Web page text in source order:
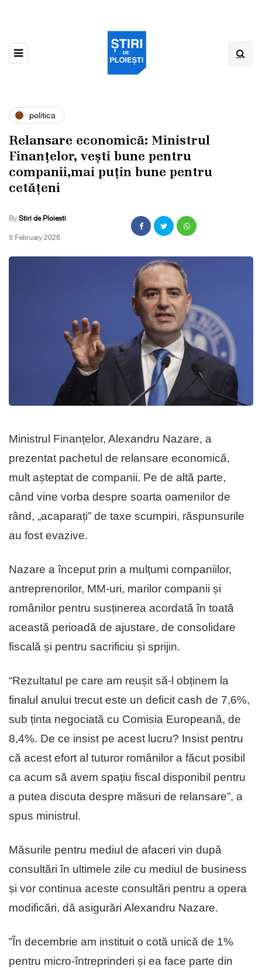
politica
Relansare economică: Ministrul
Finanțelor, vești bune pentru
companii,mai puțin bune pentru
cetățeni
By Stiri de Ploiesti
,5 February 2026
Ministrul Finanțelor, Alexandru Nazare, a
prezentat pachetul de relansare economică,
mult așteptat de companii. Pe de altă parte,
când vine vorba despre soarta oamenilor de
rând, „acaparați” de taxe scumpiri, răspunsurile
au fost evazive.
Nazare a început prin a mulțumi companiilor,
antreprenorilor, MM-uri, marilor companii și
românilor pentru susținerea acordată în toată
această perioadă de ajustare, de consolidare
fiscală și pentru sacrificiu și sprijin.
“Rezultatul pe care am reușit să-l obținem la
finalul anului trecut este un deficit cash de 7,6%,
sub ținta negociată cu Comisia Europeană, de
8,4%. De ce insist pe acest lucru? Insist pentru
că acest efort al tuturor românilor a făcut posibil
ca acum să avem spațiu fiscal disponibil pentru
a putea discuta despre măsuri de relansare”, a
spus ministrul.
Măsurile pentru mediul de afaceri vin după
consultări în ultimele zile cu mediul de business
și vor continua aceste consultări pentru a opera
modificări, dă asigurări Alexandru Nazare.
”În decembrie am instituit o cotă unică de 1%
pentru micro-întreprinderi și ea face parte din